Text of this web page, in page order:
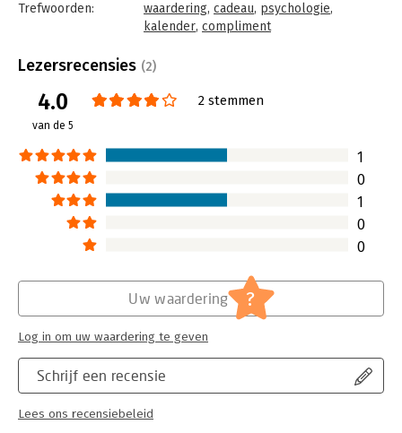
Wil je nog meer weten over de kracht van complimenten? Lees
dan van dezelfde auteur ook 'Het groot complimentenboek',
een luxe boek boordevol inspirerende inzichten over
complimenteren!
Bij afname van meerdere exemplaren ontvangt u extra
kortingen:
- 30-99 exemplaren: 15%
- 100-249 exemplaren: 20%
- 250-499 exemplaren: 22,5%
- 500-999 exemplaren: 25%
Trefwoorden:
waardering, cadeau, psychologie,
kalender, compliment
Bindwijze:
scheurkalender (H)
Uitgever:
Uitgeverij Haystack
Verschijningsdatum:
Hoofdrubriek:
Lezersrecensies (2)
4.0
van de 5
2 stemmen
1
0
1
0
0
Schrijf een recensie
Lees ons recensiebeleid
Uw waardering ?
Log in om uw waardering te geven